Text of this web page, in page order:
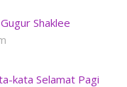
Shaklee
kata Selamat Pagi